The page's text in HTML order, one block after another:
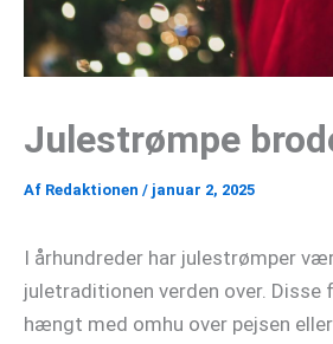
Julestrømpe
Af Redaktionen / januar 2, 2025
I århundreder har julestrømper
juletraditionen verden over.
hængt med omhu over pejsen